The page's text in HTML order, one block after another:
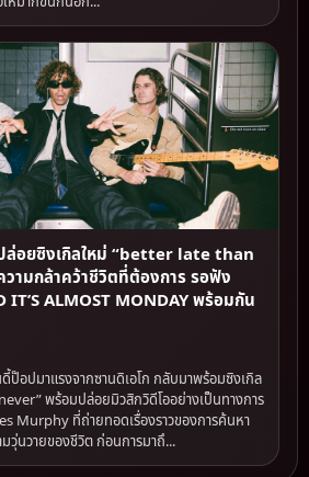
อยซิงเกิลใหม่ “better late than
ามกล้าคว้าชีวิตที่ต้องการ รอฟัง
IT’S ALMOST MONDAY พร้อมกัน
อปมาแรงจากซานดิเอโก กลับมาพร้อมซิงเกิล
พร้อมปล่อยมิวสิกวิดีโออย่างเป็นทางการ
Murphy ที่ถ่ายทอดเรื่องราวของการค้นหา
วุ่นวายของชีวิต ก่อนการมาถึ...